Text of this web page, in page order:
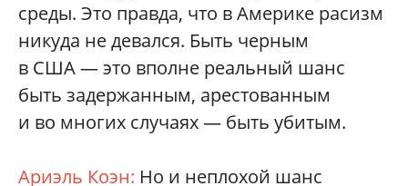
среды. Это правда, что в Америке расизм
никуда не девался. Быть черным
в США — это вполне реальный шанс
быть задержанным, арестованным
и во многих случаях — быть убитым.
Ариэль Коэн: Но и неплохой шанс